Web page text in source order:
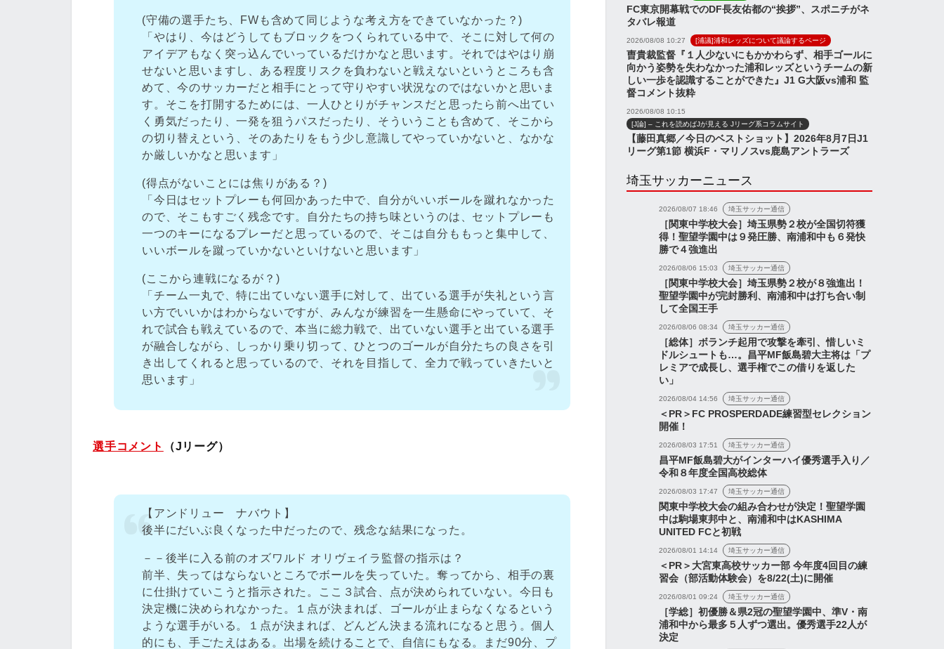
(守備の選手たち、FWも含めて同じような考え方をできていなかった？)
「やはり、今はどうしてもブロックをつくられている中で、そこに対して何の
アイデアもなく突っ込んでいっているだけかなと思います。それではやはり崩
せないと思いますし、ある程度リスクを負わないと戦えないというところも含
めて、今のサッカーだと相手にとって守りやすい状況なのではないかと思いま
す。そこを打開するためには、一人ひとりがチャンスだと思ったら前へ出てい
く勇気だったり、一発を狙うパスだったり、そういうことも含めて、そこから
の切り替えという、そのあたりをもう少し意識してやっていかないと、なかな
か厳しいかなと思います」
(得点がないことには焦りがある？)
「今日はセットプレーも何回かあった中で、自分がいいボールを蹴れなかった
ので、そこもすごく残念です。自分たちの持ち味というのは、セットプレーも
一つのキーになるプレーだと思っているので、そこは自分ももっと集中して、
いいボールを蹴っていかないといけないと思います」
(ここから連戦になるが？)
「チーム一丸で、特に出ていない選手に対して、出ている選手が失礼という言
い方でいいかはわからないですが、みんなが練習を一生懸命にやっていて、そ
れで試合も戦えているので、本当に総力戦で、出ていない選手と出ている選手
が融合しながら、しっかり乗り切って、ひとつのゴールが自分たちの良さを引
き出してくれると思っているので、それを目指して、全力で戦っていきたいと
思います」
選手コメント （Jリーグ）
【アンドリュー ナバウト】
後半にだいぶ良くなった中だったので、残念な結果になった。
－－後半に入る前のオズワルド オリヴェイラ監督の指示は？
前半、失ってはならないところでボールを失っていた。奪ってから、相手の裏
に仕掛けていこうと指示された。ここ３試合、点が決められていない。今日も
決定機に決められなかった。１点が決まれば、ゴールが止まらなくなるという
ような選手がいる。１点が決まれば、どんどん決まる流れになると思う。個人
的にも、手ごたえはある。出場を続けることで、自信にもなる。まだ90分、プ
FC東京開幕戦でのDF長友佑都の“挨拶”、スポニチがネ
タバレ報道
2026/08/08 10:27 [浦議]浦和レッズについて議論するページ
曺貴裁監督『１人少ないにもかかわらず、相手ゴールに
向かう姿勢を失わなかった浦和レッズというチームの新
しい一歩を認識することができた』J1 G大阪vs浦和 監
督コメント抜粋
2026/08/08 10:15
[J論] – これを読めばJが見える Jリーグ系コラムサイト
【藤田真郷／今日のベストショット】2026年8月7日J1
リーグ第1節 横浜F・マリノスvs鹿島アントラーズ
埼玉サッカーニュース
2026/08/07 18:46 埼玉サッカー通信
［関東中学校大会］埼玉県勢２校が全国切符獲
得！聖望学園中は９発圧勝、南浦和中も６発快
勝で４強進出
2026/08/06 15:03 埼玉サッカー通信
［関東中学校大会］埼玉県勢２校が８強進出！
聖望学園中が完封勝利、南浦和中は打ち合い制
して全国王手
2026/08/06 08:34 埼玉サッカー通信
［総体］ボランチ起用で攻撃を牽引、惜しいミ
ドルシュートも…。昌平MF飯島碧大主将は「プ
レミアで成長し、選手権でこの借りを返した
い」
2026/08/04 14:56 埼玉サッカー通信
＜PR＞FC PROSPERDADE練習型セレクション
開催！
2026/08/03 17:51 埼玉サッカー通信
昌平MF飯島碧大がインターハイ優秀選手入り／
令和８年度全国高校総体
2026/08/03 17:47 埼玉サッカー通信
関東中学校大会の組み合わせが決定！聖望学園
中は駒場東邦中と、南浦和中はKASHIMA
UNITED FCと初戦
2026/08/01 14:14 埼玉サッカー通信
＜PR＞大宮東高校サッカー部 今年度4回目の練
習会（部活動体験会）を8/22(土)に開催
2026/08/01 09:24 埼玉サッカー通信
［学総］初優勝＆県2冠の聖望学園中、準V・南
浦和中から最多５人ずつ選出。優秀選手22人が
決定